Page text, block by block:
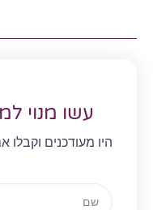
עשו מנוי
היו מעודכנים וקבלו